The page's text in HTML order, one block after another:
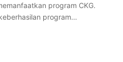
program CKG.
program…